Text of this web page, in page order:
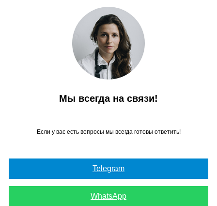
Мы всегда на связи!
Если у вас есть вопросы мы всегда готовы ответить!
Telegram
WhatsApp